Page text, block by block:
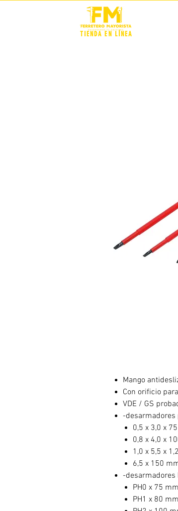
TIENDA EN LÍNEA
Mango
Con orificio
VDE / GS
-desarmadores
0,5 x 3,0 x
0,8 x 4,0 x
1,0 x 5,5 x
6,5 x 150
-desarmadores
PH0 x 75 mm
PH1 x 80 mm